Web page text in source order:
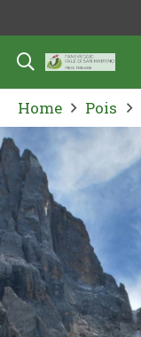
Home Pois